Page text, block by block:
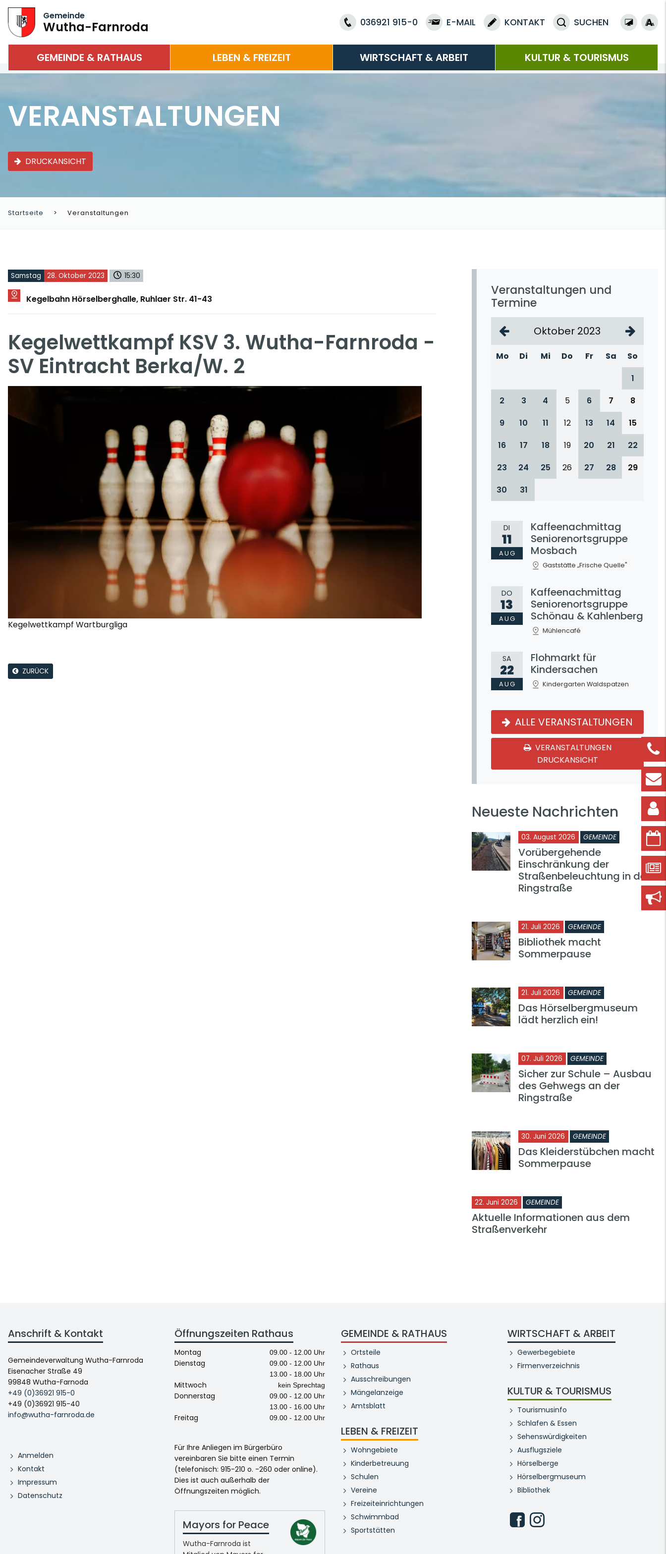
Gemeinde
Wutha-Farnroda 036921 915-0 E-MAIL KONTAKT SUCHEN
GEMEINDE & RATHAUS LEBEN & FREIZEIT WIRTSCHAFT & ARBEIT KULTUR & TOURISMUS
VERANSTALTUNGEN
DRUCKANSICHT
Startseite Veranstaltungen
Samstag 28. Oktober 2023 15:30
Kegelbahn Hörselberghalle, Ruhlaer Str. 41-43
Kegelwettkampf KSV 3. Wutha-Farnroda -
SV Eintracht Berka/W. 2
Kegelwettkampf Wartburgliga
ZURÜCK
Veranstaltungen und
Termine
Oktober 2023
Mo Di Mi Do Fr Sa
So
1
2
3 4 5 6 7
8
9
10 11 12 13 14
15
16
17 18 19 20 21
22
23
24 25 26 27 28
29
30
31
DI
11
AUG
Kaffeenachmittag
Seniorenortsgruppe
Mosbach
Gaststätte „Frische Quelle"
DO
13
AUG
Kaffeenachmittag
Seniorenortsgruppe
Schönau & Kahlenberg
Mühlencafé
SA
22
AUG
Flohmarkt für
Kindersachen
Kindergarten Waldspatzen
ALLE VERANSTALTUNGEN
VERANSTALTUNGEN
DRUCKANSICHT
Neueste Nachrichten
03. August 2026 GEMEINDE
Vorübergehende
Einschränkung der
Straßenbeleuchtung in der
Ringstraße
21. Juli 2026 GEMEINDE
Bibliothek macht
Sommerpause
21. Juli 2026 GEMEINDE
Das Hörselbergmuseum
lädt herzlich ein!
07. Juli 2026 GEMEINDE
Sicher zur Schule – Ausbau
des Gehwegs an der
Ringstraße
30. Juni 2026 GEMEINDE
Das Kleiderstübchen macht
Sommerpause
22. Juni 2026 GEMEINDE
Aktuelle Informationen aus dem
Straßenverkehr
Anschrift & Kontakt
Gemeindeverwaltung Wutha-Farnroda
Eisenacher Straße 49
99848 Wutha-Farnoda
+49 (0)36921 915-0
+49 (0)36921 915-40
info@wutha-farnroda.de
Anmelden
Kontakt
Impressum
Datenschutz
Öffnungszeiten Rathaus
Montag 09.00 - 12.00 Uhr
Dienstag
09.00 - 12.00 Uhr
13.00 - 18.00 Uhr
Mittwoch kein Sprechtag
Donnerstag
09.00 - 12.00 Uhr
13.00 - 16.00 Uhr
Freitag 09.00 - 12.00 Uhr
Für Ihre Anliegen im Bürgerbüro
vereinbaren Sie bitte einen Termin
(telefonisch: 915-210 o. -260 oder online).
Dies ist auch außerhalb der
Öffnungszeiten möglich.
Mayors for Peace
Wutha-Farnroda ist
GEMEINDE & RATHAUS
Ortsteile
Rathaus
Ausschreibungen
Mängelanzeige
Amtsblatt
LEBEN & FREIZEIT
Wohngebiete
Kinderbetreuung
Schulen
Vereine
Freizeiteinrichtungen
Schwimmbad
Sportstätten
WIRTSCHAFT & ARBEIT
Gewerbegebiete
Firmenverzeichnis
KULTUR & TOURISMUS
Tourismusinfo
Schlafen & Essen
Sehenswürdigkeiten
Ausflugsziele
Hörselberge
Hörselbergmuseum
Bibliothek